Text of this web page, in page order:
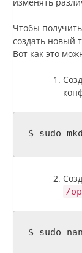
Чтобы
создать новый
Вот как это
$ sudo
/
$ sudo